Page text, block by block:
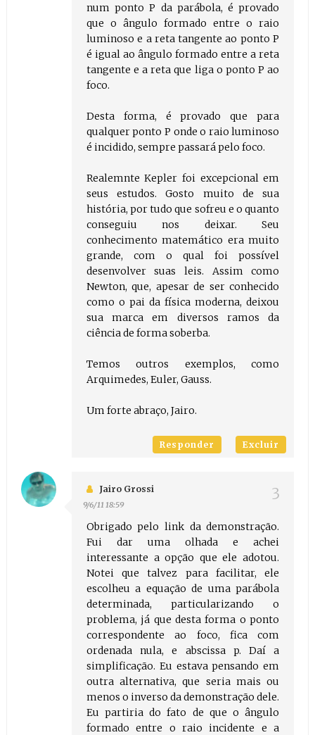
num ponto P da parábola, é provado
que o ângulo formado entre o raio
luminoso e a reta tangente ao ponto P
é igual ao ângulo formado entre a reta
tangente e a reta que liga o ponto P ao
foco.
Desta forma, é provado que para
qualquer ponto P onde o raio luminoso
é incidido, sempre passará pelo foco.
Realemnte Kepler foi excepcional em
seus estudos. Gosto muito de sua
história, por tudo que sofreu e o quanto
conseguiu nos deixar. Seu
conhecimento matemático era muito
grande, com o qual foi possível
desenvolver suas leis. Assim como
Newton, que, apesar de ser conhecido
como o pai da física moderna, deixou
sua marca em diversos ramos da
ciência de forma soberba.
Temos outros exemplos, como
Arquimedes, Euler, Gauss.
Um forte abraço, Jairo.
Responder Excluir
Jairo Grossi
9/6/11 18:59
Obrigado pelo link da demonstração.
Fui dar uma olhada e achei
interessante a opção que ele adotou.
Notei que talvez para facilitar, ele
escolheu a equação de uma parábola
determinada, particularizando o
problema, já que desta forma o ponto
correspondente ao foco, fica com
ordenada nula, e abscissa p. Daí a
simplificação. Eu estava pensando em
outra alternativa, que seria mais ou
menos o inverso da demonstração dele.
Eu partiria do fato de que o ângulo
formado entre o raio incidente e a